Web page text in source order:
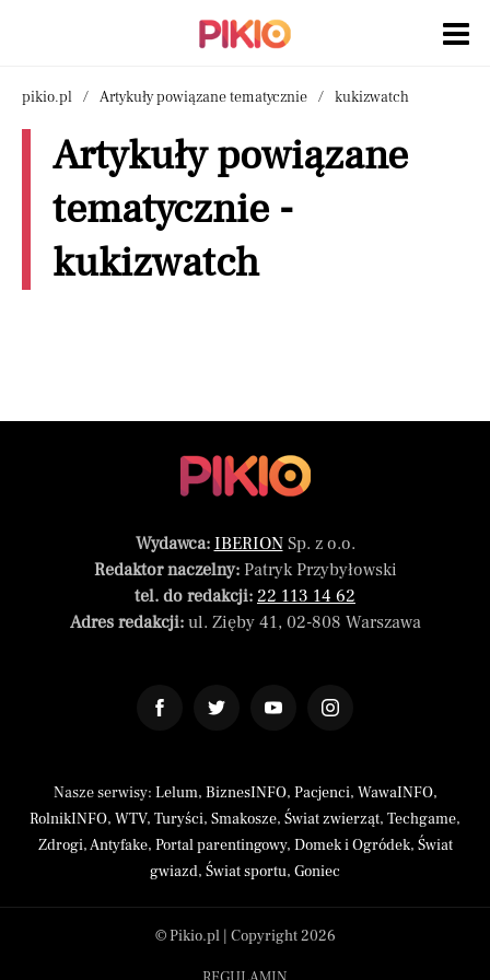
pikio.pl Artykuły powiązane tematycznie kukizwatch
Artykuły powiązane
tematycznie -
kukizwatch
Wydawca: IBERIONSp. z o.o.
Redaktor naczelny:Patryk Przybyłowski
tel. do redakcji: 22 113 14 62
Adres redakcji:ul. Zięby 41, 02-808 Warszawa
Nasze serwisy: Lelum, BiznesINFO, Pacjenci, WawaINFO,
RolnikINFO, WTV, Turyści, Smakosze, Świat zwierząt, Techgame,
Zdrogi,Antyfake, Portal parentingowy, Domek i Ogródek, Świat
gwiazd, Świat sportu, Goniec
© Pikio.pl | Copyright 2026